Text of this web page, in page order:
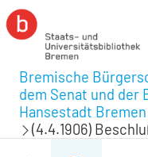
Bremische
dem Senat und der
Hansestadt
(4.4.1906)